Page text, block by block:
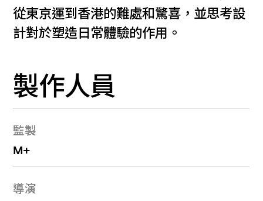
從東京運到香港的難處和驚喜，並思考設
計對於塑造日常體驗的作用。
製作人員
監製
M+
導演